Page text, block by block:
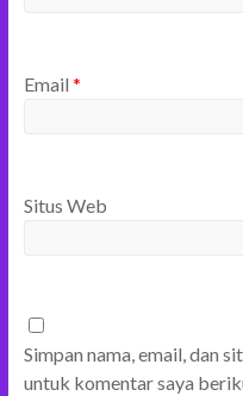
Email *
Situs Web
Simpan nama, email, dan
untuk komentar saya